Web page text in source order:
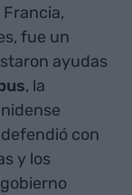
fue un
ayudas
, la
defendió con
y los